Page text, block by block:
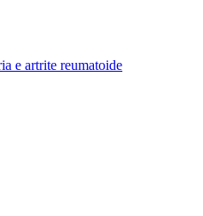
e artrite reumatoide